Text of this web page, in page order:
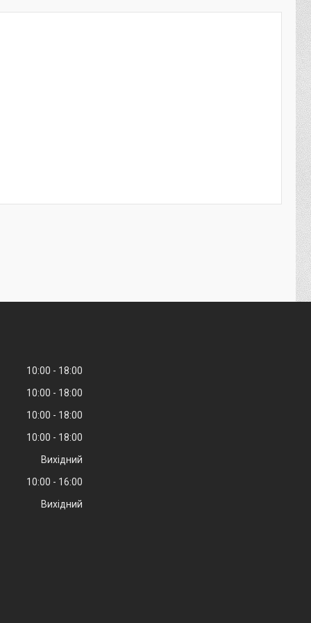
10:00
18:00
10:00
18:00
10:00
18:00
10:00
18:00
Вихідний
10:00
16:00
Вихідний